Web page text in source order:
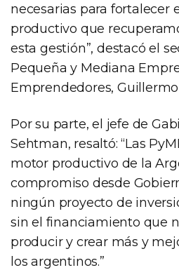
necesarias para fortalecer
productivo que
esta gestión”, destacó el
Pequeña y Mediana
Emprendedores,
Por su parte, el jefe de
Sehtman, resaltó: “Las
motor productivo de la
compromiso desde
ningún proyecto de
sin el financiamiento que
producir y crear más y
los argentinos.”